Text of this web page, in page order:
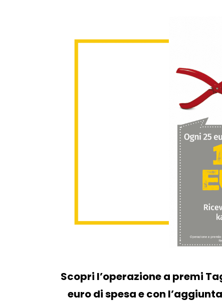
Scopri l’operazione a premi
euro di spesa e con